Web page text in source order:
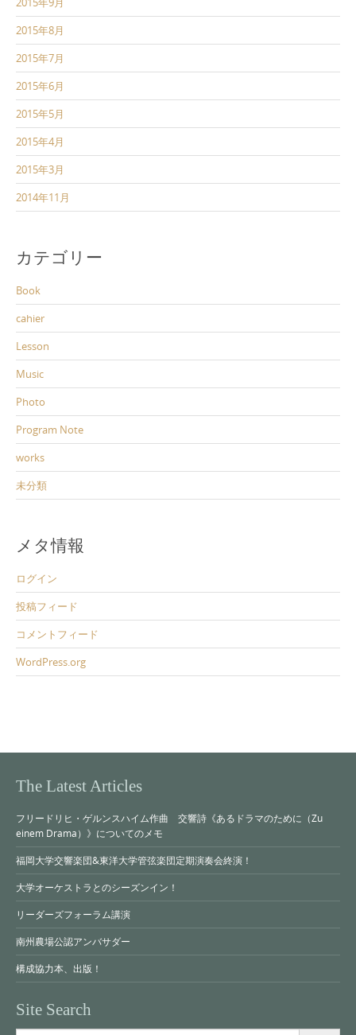
2015年8月
2015年7月
2015年6月
2015年5月
2015年4月
2015年3月
2014年11月
カテゴリー
Book
cahier
Lesson
Music
Photo
Program Note
works
未分類
メタ情報
ログイン
投稿フィード
コメントフィード
WordPress.org
The Latest Articles
フリードリヒ・ゲルンスハイム作曲 交響詩《あるドラマのために（Zu
einem Drama）》についてのメモ
福岡大学交響楽団&東洋大学管弦楽団定期演奏会終演！
大学オーケストラとのシーズンイン！
リーダーズフォーラム講演
南州農場公認アンバサダー
構成協力本、出版！
Site Search